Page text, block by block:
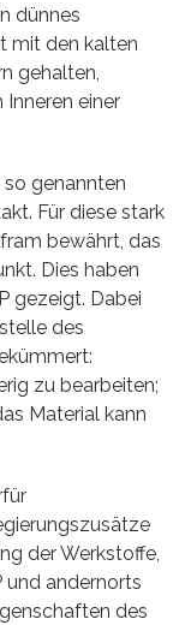
dünnes
mit den kalten
gehalten,
einer
so genannten
Für diese stark
bewährt, das
Dies haben
gezeigt. Dabei
des
zu bearbeiten;
Material kann
der Werkstoffe,
und andernorts
des